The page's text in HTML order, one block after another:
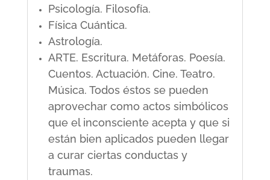
Psicología. Filosofía.
Física Cuántica.
Astrología.
ARTE. Escritura. Metáforas. Poesía.
Cuentos. Actuación. Cine. Teatro.
Música. Todos éstos se pueden
aprovechar como actos simbólicos
que el inconsciente acepta y que si
están bien aplicados pueden llegar
a curar ciertas conductas y
traumas.